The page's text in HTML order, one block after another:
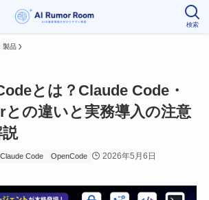
検索
製品
とは？Claude Code・
との違いと実務導入の注意
Claude Code OpenCode 2026年5月6日